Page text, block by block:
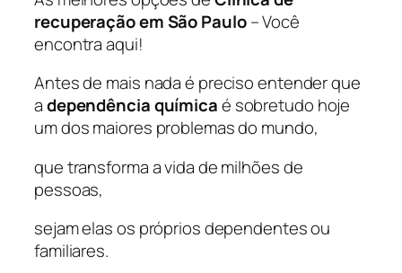
recuperação em São Paulo– Você
encontra aqui!
Antes de mais nada é preciso entender que
adependência químicaé sobretudo hoje
um dos maiores problemas do mundo,
que transforma a vida de milhões de
pessoas,
sejam elas os próprios dependentes ou
familiares.